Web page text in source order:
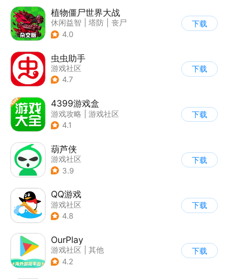
植物僵尸世界大战
休闲益智 塔防
丧尸
| 卡通
4.0
下载
虫虫助手
游戏社区
4.7
下载
4399游戏盒
游戏攻略
游戏社区
4.1
下载
葫芦侠
游戏社区
3.9
下载
QQ游戏
游戏社区
4.8
下载
OurPlay
游戏社区
其他
4.2
下载